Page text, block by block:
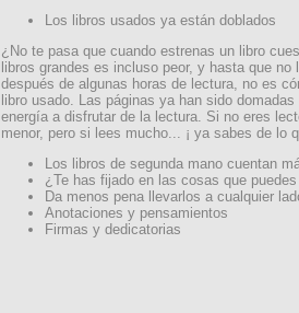
Los libros usados ya están doblados
¿No te pasa que cuando estrenas un libro
libros grandes es incluso peor, y hasta que
después de algunas horas de lectura, no es
libro usado. Las páginas ya han sido
energía a disfrutar de la lectura. Si no eres
menor, pero si lees mucho... ¡ ya sabes de lo
Los libros de segunda mano cuentan
¿Te has fijado en las cosas que
Da menos pena llevarlos a cualquier
Anotaciones y pensamientos
Firmas y dedicatorias